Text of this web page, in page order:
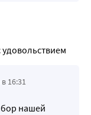
удовольствием
16:31
нашей